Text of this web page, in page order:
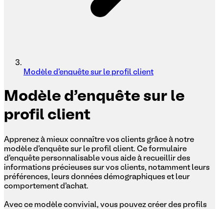
Modèle d'enquête sur le profil client
Modèle d'enquête sur le
profil client
Apprenez à mieux connaître vos clients grâce à notre
modèle d'enquête sur le profil client. Ce formulaire
d'enquête personnalisable vous aide à recueillir des
informations précieuses sur vos clients, notamment leurs
préférences, leurs données démographiques et leur
comportement d'achat.
Avec ce modèle convivial, vous pouvez créer des profils